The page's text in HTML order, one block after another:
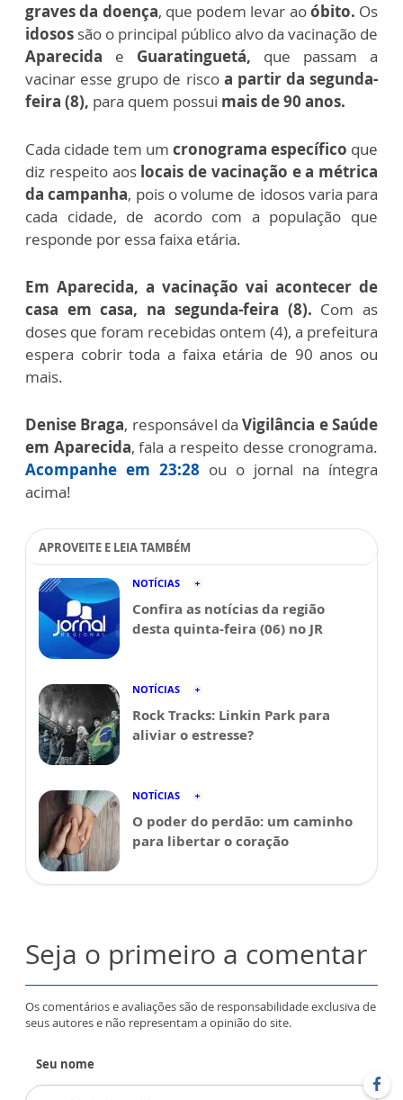
graves da doença, que podem levar aoóbito. Os
idosos são o principal público alvo da vacinação de
Aparecida e Guaratinguetá, que passam a
vacinar esse grupo de riscoa partir da segunda-
feira (8), para quem possui mais de 90 anos.
Cada cidade tem um cronograma específico que
diz respeito aoslocais de vacinação e a métrica
da campanha, pois o volume de idosos varia para
cada cidade, de acordo com a população que
responde por essa faixa etária.
Em Aparecida, a vacinação vai acontecer de
casa em casa, na segunda-feira (8). Com as
doses que foram recebidas ontem (4), a prefeitura
espera cobrir toda a faixa etária de 90 anos ou
mais.
Denise Braga, responsável da Vigilância e Saúde
em Aparecida, fala a respeito desse cronograma.
Acompanhe em 23:28 ou o jornal na íntegra
acima!
APROVEITE E LEIA TAMBÉM
NOTÍCIAS
Confira as notícias da região
desta quinta-feira (06) no JR
NOTÍCIAS
Rock Tracks: Linkin Park para
aliviar o estresse?
NOTÍCIAS
O poder do perdão: um caminho
para libertar o coração
Seja o primeiro a comentar
Os comentários e avaliações são de responsabilidade exclusiva de
seus autores e não representam a opinião do site.
Seu nome